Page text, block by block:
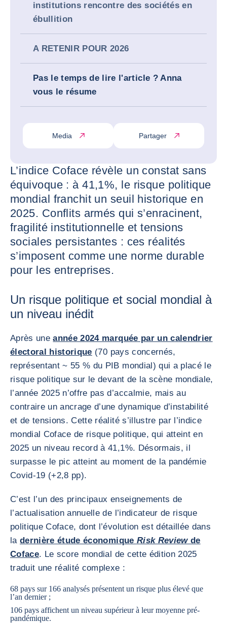
institutions rencontre des sociétés en
ébullition
A RETENIR POUR 2026
Pas le temps de lire l'article ? Anna
vous le résume
Media Partager
L’indice Coface révèle un constat sans
équivoque : à 41,1%, le risque politique
mondial franchit un seuil historique en
2025. Conflits armés qui s’enracinent,
fragilité institutionnelle et tensions
sociales persistantes : ces réalités
s’imposent comme une norme durable
pour les entreprises.
Un risque politique et social mondial à
un niveau inédit
Après uneannée 2024 marquée par un calendrier
électoral historique (70 pays concernés,
représentant ~ 55 % du PIB mondial) qui a placé le
risque politique sur le devant de la scène mondiale,
l’année 2025 n’offre pas d’accalmie, mais au
contraire un ancrage d’une dynamique d’instabilité
et de tensions. Cette réalité s’illustre par l’indice
mondial Coface de risque politique, qui atteint en
2025 un niveau record à 41,1%. Désormais, il
surpasse le pic atteint au moment de la pandémie
Covid-19 (+2,8 pp).
C’est l’un des principaux enseignements de
l’actualisation annuelle de l’indicateur de risque
politique Coface, dont l’évolution est détaillée dans
ladernière étude économique Risk Review de
Coface. Le score mondial de cette édition 2025
traduit une réalité complexe :
68 pays sur 166 analysés présentent un risque plus élevé que
l’an dernier ;
106 pays affichent un niveau supérieur à leur moyenne pré-
pandémique.